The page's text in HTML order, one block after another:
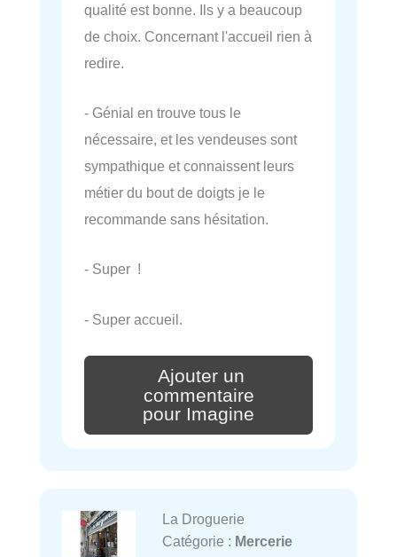
qualité est bonne. Ils y a beaucoup
de choix. Concernant l'accueil rien à
redire.
- Génial en trouve tous le
nécessaire, et les vendeuses sont
sympathique et connaissent leurs
métier du bout de doigts je le
recommande sans hésitation.
- Super !
- Super accueil.
Ajouter un
commentaire
pour Imagine
La Droguerie
Catégorie : Mercerie